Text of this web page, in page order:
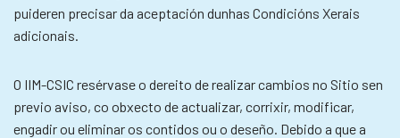
puideren precisar da aceptación dunhas Condicións Xerais
adicionais.
O IIM-CSIC resérvase o dereito de realizar cambios no Sitio sen
previo aviso, co obxecto de actualizar, corrixir, modificar,
engadir ou eliminar os contidos ou o deseño. Debido a que a